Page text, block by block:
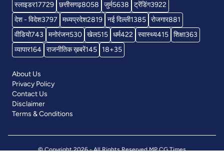
स्लाइडर17729 छत्तीसगढ़8058 जुर्म5638 ट्रेंडिंग3922
देश - विदेश3797 मध्यप्रदेश2819 नई दिल्ली1385 रोजगार881
वीडियो743 मनोरंजन530 खेल515 धर्म422 स्वास्थ्य415 शिक्षा363
व्यापार164 राजनीतिक ख़बरें145 18+35
About Us
Privacy Policy
Contact Us
Disclaimer
Terms & Conditions
© Copyright 2026 - All Rights ReservedMP CG Times